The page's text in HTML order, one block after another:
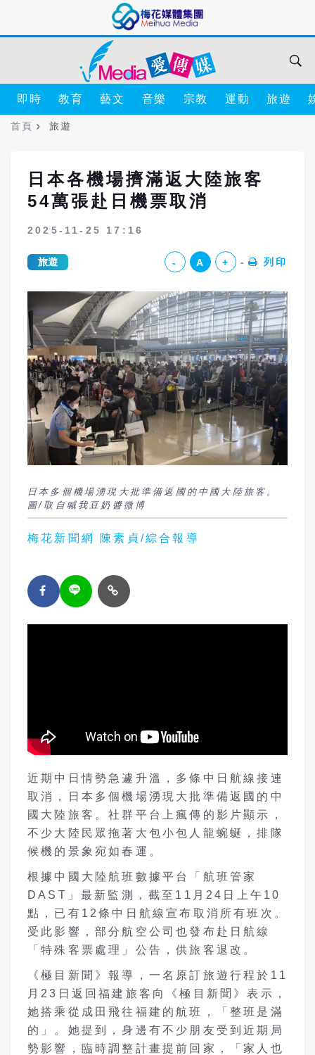
即時 教育 藝文 音樂 宗教 運動 旅遊
首頁 旅遊
日本各機場擠滿返大陸旅客
54萬張赴日機票取消
2025-11-25 17:16
旅遊 - A + 列印
日本多個機場湧現大批準備返國的中國大陸旅客。
圖/取自喊我豆奶醬微博
梅花新聞網 陳素貞/綜合報導
近期中日情勢急遽升溫，多條中日航線接連
取消，日本多個機場湧現大批準備返國的中
國大陸旅客。社群平台上瘋傳的影片顯示，
不少大陸民眾拖著大包小包人龍蜿蜒，排隊
候機的景象宛如春運。
根據中國大陸航班數據平台「航班管家
DAST」最新監測，截至11月24日上午10
點，已有12條中日航線宣布取消所有班次。
受此影響，部分航空公司也發布赴日航線
「特殊客票處理」公告，供旅客退改。
《極目新聞》報導，一名原訂旅遊行程於11
月23日返回福建旅客向《極目新聞》表示，
她搭乘從成田飛往福建的航班，「整班是滿
的」。她提到，身邊有不少朋友受到近期局
勢影響，臨時調整計畫提前回家，「家人也